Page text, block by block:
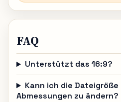
FAQ
Unterstützt das 16:9?
Kann ich die
Abmessungen zu ändern?